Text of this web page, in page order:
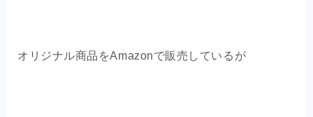
オリジナル商品をAmazonで販売しているが